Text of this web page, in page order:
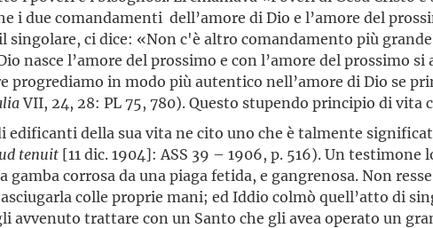
i due comandamenti dell’amore di Dio e l’amore del
singolare, ci dice: «Non c'è altro comandamento più
nasce l’amore del prossimo e con l’amore del prossimo
progrediamo in modo più autentico nell’amore di Dio se
VII, 24, 28: PL 75, 780). Questo stupendo principio di
edificanti della sua vita ne cito uno che è talmente
tenuit [11 dic. 1904]: ASS 39 – 1906, p. 516). Un
corrosa da una piaga fetida, e gangrenosa. Non
colle proprie mani; ed Iddio colmò quell’atto di
avvenuto trattare con un Santo che gli avea operato un